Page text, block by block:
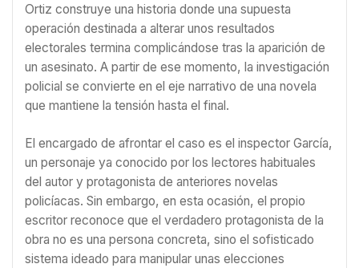
Ortiz construye una historia donde una supuesta
operación destinada a alterar unos resultados
electorales termina complicándose tras la aparición de
un asesinato. A partir de ese momento, la investigación
policial se convierte en el eje narrativo de una novela
que mantiene la tensión hasta el final.
El encargado de afrontar el caso es el inspector García,
un personaje ya conocido por los lectores habituales
del autor y protagonista de anteriores novelas
policíacas. Sin embargo, en esta ocasión, el propio
escritor reconoce que el verdadero protagonista de la
obra no es una persona concreta, sino el sofisticado
sistema ideado para manipular unas elecciones